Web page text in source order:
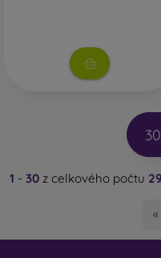
30
1 - 30 z celkového počtu
«